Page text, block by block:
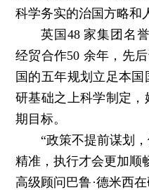
科学务实的治国方略和
英国48 家集团名
经贸合作50 余年，先
国的五年规划立足本
研基础之上科学制定
期目标。
“政策不提前谋划
精准，执行才会更加顺
高级顾问巴鲁·德米西